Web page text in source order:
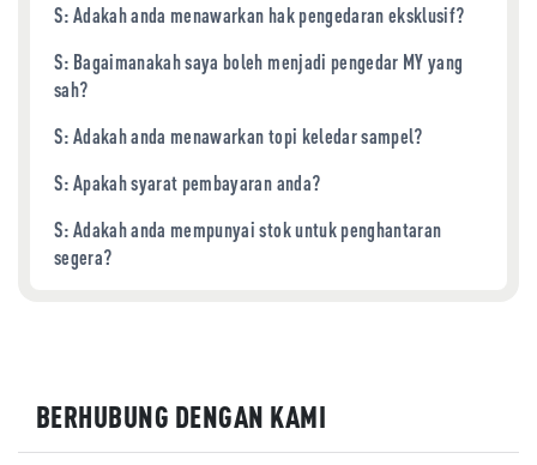
S: Adakah anda menawarkan hak pengedaran eksklusif?
S: Bagaimanakah saya boleh menjadi pengedar MY yang
sah?
S: Adakah anda menawarkan topi keledar sampel?
S: Apakah syarat pembayaran anda?
S: Adakah anda mempunyai stok untuk penghantaran
segera?
BERHUBUNG DENGAN KAMI